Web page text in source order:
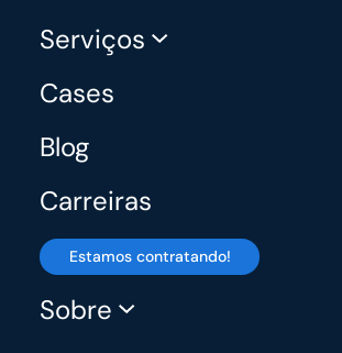
Serviços
Cases
Blog
Carreiras
Estamos contratando!
Sobre